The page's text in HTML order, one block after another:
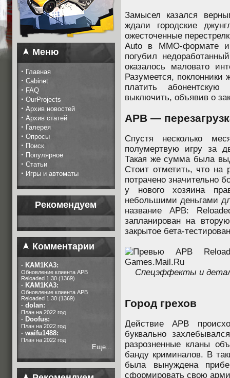
Меню
· Главная
· Cabinet
· FAQ
· OurProjects
· Архив новостей
· Архив статей
· Галерея
· Опросы
· Поиск
· Популярное
· Статьи
· Игры и автоматы
Рекомендуем
Комментарии
· KAM1KA3:
Обновление клиента APB
Reloaded 1.30 (1369)
· KAM1KA3:
Обновление клиента APB
Reloaded 1.30 (1369)
· dolan:
План на 2022 год
· Doofus:
План на 2022 год
· waifu1488:
План на 2022 год
Еще...
Замысел казался
ждали городские
ожесточенные
Auto в MMO-формате
погубил
оказалось маловато
Разумеется, поклонники
платить
выключить, объявив о
APB —
Спустя несколько
полумертвую игру за
Такая же сумма была
Стоит отметить, что на
потрачено значительно
у нового хозяина
небольшими деньгами
название APB:
запланирован на
закрытое бета-
Спецэффекты и
Город грехов
Действие APB
буквально
разрозненные кланы
банду криминалов. В
была вынуждена
сформировать свою